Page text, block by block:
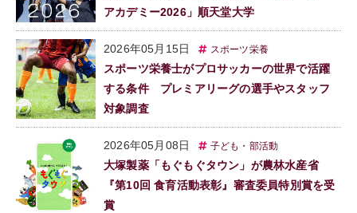
アカデミー2026」順天堂大学
2026年05月15日 スポーツ栄養
スポーツ栄養士がプロサッカーの世界で活躍
する条件 プレミアリーグの選手やスタッフ
対象調査
2026年05月08日 子ども・部活動
大塚製薬「もぐもぐタウン」が農林水産省
『第10回 食育活動表彰』審査委員特別賞を受
賞